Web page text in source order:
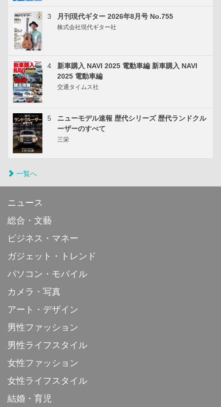
3 月刊現代ギター 2026年8月号 No.755
株式会社現代ギター社
4
新車購入 NAVI 2025 電動車編 新車購入 NAVI
2025 電動車編
交通タイムス社
5
ニューモデル速報 歴代シリーズ 歴代ランドクル
ーザーのすべて
三栄
一覧へ
ニュース
総合・文藝
ビジネス・マネー
ガジェット・トレンド
パソコン・モバイル
カメラ・写真
アート・デザイン
男性ファッション
男性ライフスタイル
女性ファッション
女性ライフスタイル
結婚・育児